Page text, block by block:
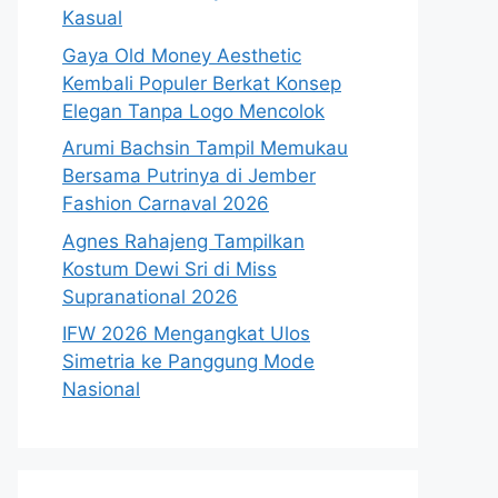
Kasual
Gaya Old Money Aesthetic
Kembali Populer Berkat Konsep
Elegan Tanpa Logo Mencolok
Arumi Bachsin Tampil Memukau
Bersama Putrinya di Jember
Fashion Carnaval 2026
Agnes Rahajeng Tampilkan
Kostum Dewi Sri di Miss
Supranational 2026
IFW 2026 Mengangkat Ulos
Simetria ke Panggung Mode
Nasional